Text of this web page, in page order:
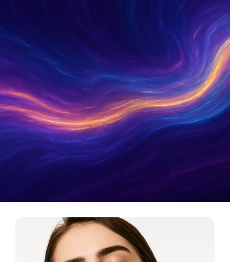
Metamatica Boutique
כלי תדר לריפוי, אסתטיקה ואיזון אנרגטי. המסע מהרוח
אל החומר מתחיל כאן.